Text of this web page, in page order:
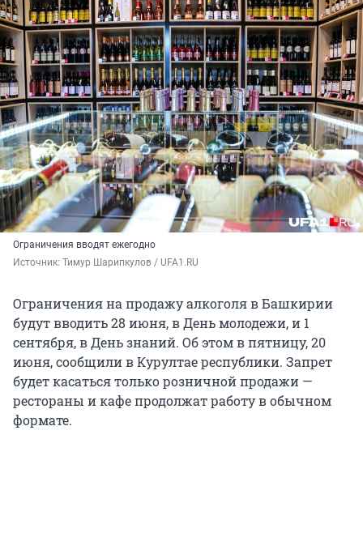
Ограничения вводят ежегодно
Источник: Тимур Шарипкулов / UFA1.RU
Ограничения на продажу алкоголя в Башкирии
будут вводить 28 июня, в День молодежи, и 1
сентября, в День знаний. Об этом в пятницу, 20
июня, сообщили в Курултае республики. Запрет
будет касаться только розничной продажи —
рестораны и кафе продолжат работу в обычном
формате.